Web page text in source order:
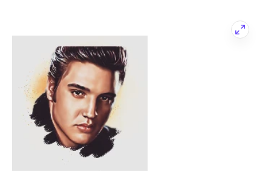
1970-tal
1980-tal
1990-tal
2000-tal